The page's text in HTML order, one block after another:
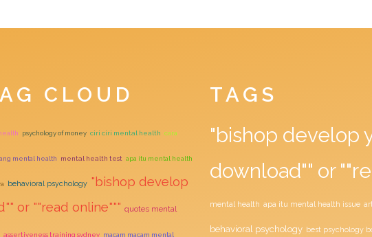
CLOUD
psychology of money ciri ciri mental health cara
mental health mental health test apa itu mental health
behavioral psychology "bishop develop
or ""read online""" quotes mental
assertiveness training sydney macam macam mental
TAGS
"bishop develop
download"" or
mental health apa itu mental health issue
behavioral psychology best psychology